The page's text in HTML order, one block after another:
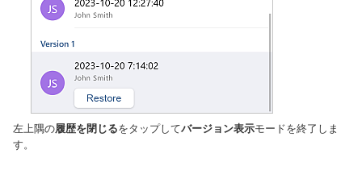
左上隅の履歴を閉じるをタップしてバージョン表示モードを終了しま
す。